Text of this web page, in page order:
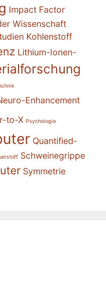
Impact Factor
Wissenschaft
Kohlenstoff
Lithium-Ionen-
Enhancement
to-X Psychologie
Quantified-
Schweinegrippe
Symmetrie